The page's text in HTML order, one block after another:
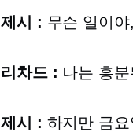
제시 : 무슨 일이
리차드 : 나는 흥
제시 : 하지만 금